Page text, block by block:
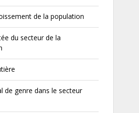
de la population
du secteur de la
de genre dans le secteur